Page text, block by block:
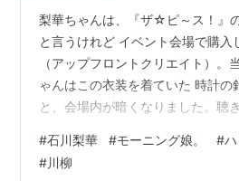
1日
2004
年5月
24日
：
所属事務所より2005年5月
業することが発表された。
年6月
2日
祭」に伴うユニット「エ
梨華ちゃんは、『ザ☆ピ～ス！』
と言うけれど イベント会場で購入
（アップフロントクリエイト）。
ゃんはこの衣装を着ていた 時計の
と、会場内が暗くなりました。聴
るく照らされたステージの上にゆ
べた梨華ちゃんが登場しました。
#石川梨華 #モーニング娘。 #
#川柳